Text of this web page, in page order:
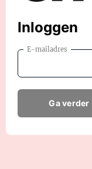
Inloggen
E-mailadres
Ga verder